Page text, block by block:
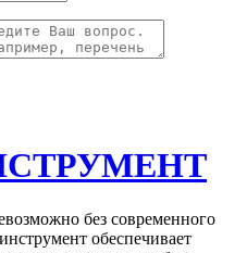
без современного
обеспечивает